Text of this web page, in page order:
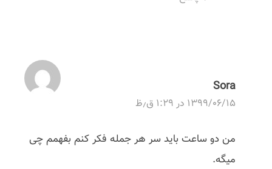
Sora
۱۳۹۹/۰۶/۱۵ در ۱:۲۹ ق٫ظ
من دو ساعت باید سر هر جمله فکر کنم بفهمم چی
میگه.